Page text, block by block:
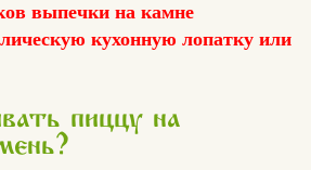
выпечки на камне
кухонную лопатку или
пиццу на